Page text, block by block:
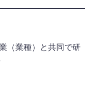
（業種）と共同で研